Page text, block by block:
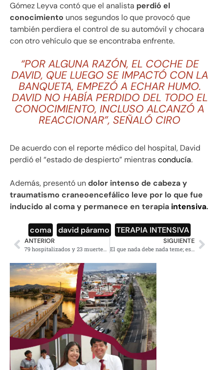
Gómez Leyva contó que el analista perdió el
conocimiento unos segundos lo que provocó que
también perdiera el control de su automóvil y chocara
con otro vehículo que se encontraba enfrente.
“POR ALGUNA RAZÓN, EL COCHE DE
DAVID, QUE LUEGO SE IMPACTÓ CON LA
BANQUETA, EMPEZÓ A ECHAR HUMO.
DAVID NO HABÍA PERDIDO DEL TODO EL
CONOCIMIENTO, INCLUSO ALCANZÓ A
REACCIONAR”, SEÑALÓ CIRO
De acuerdo con el reporte médico del hospital, David
perdió el “estado de despierto” mientrasconducía.
Además, presentó undolor intenso de cabeza y
traumatismo craneoencefálico leve por lo que fue
inducido al coma y permanece en terapia intensiva.
coma david páramo TERAPIA INTENSIVA
ANTERIOR SIGUIENTE